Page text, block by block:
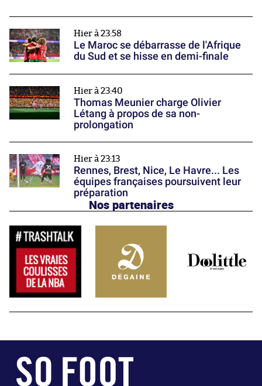
Hier à 23:58
Le Maroc se débarrasse de l'Afrique
du Sud et se hisse en demi-finale
Hier à 23:40
Thomas Meunier charge Olivier
Létang à propos de sa non-
prolongation
Hier à 23:13
Rennes, Brest, Nice, Le Havre... Les
équipes françaises poursuivent leur
préparation
Nos partenaires